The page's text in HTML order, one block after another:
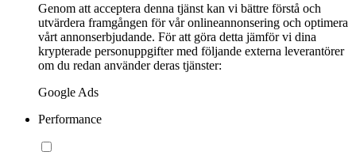
Genom att acceptera denna tjänst kan vi bättre förstå och
utvärdera framgången för vår onlineannonsering och optimera
vårt annonserbjudande. För att göra detta jämför vi dina
krypterade personuppgifter med följande externa leverantörer
om du redan använder deras tjänster:
Google Ads
Performance